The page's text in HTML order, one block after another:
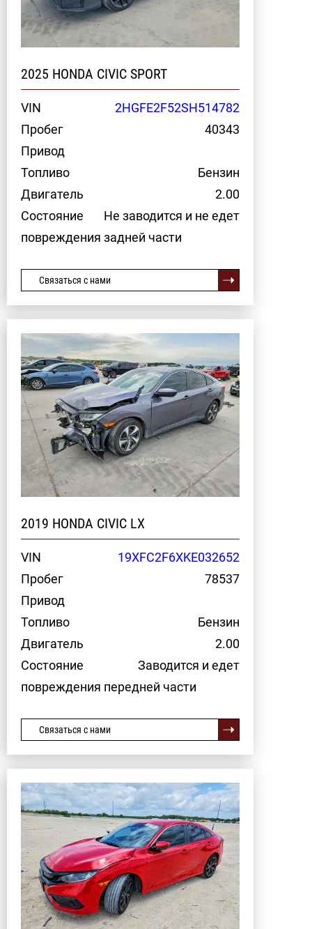
2025 HONDA CIVIC SPORT
VIN
2HGFE2F52SH514782
Пробег
40343
Привод
Топливо
Бензин
Двигатель
2.00
Состояние
Не заводится и не едет
повреждения задней части
Связаться с нами
2019 HONDA CIVIC LX
VIN
19XFC2F6XKE032652
Пробег
78537
Привод
Топливо
Бензин
Двигатель
2.00
Состояние
Заводится и едет
повреждения передней части
Связаться с нами